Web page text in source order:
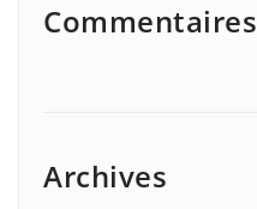
Archives